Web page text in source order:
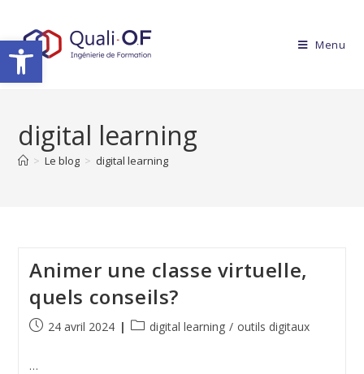
Ouvrir la barre d’outils Menu
digital learning
> Le blog > digital learning
Animer une classe virtuelle,
quels conseils?
24 avril 2024 digital learning / outils digitaux
…